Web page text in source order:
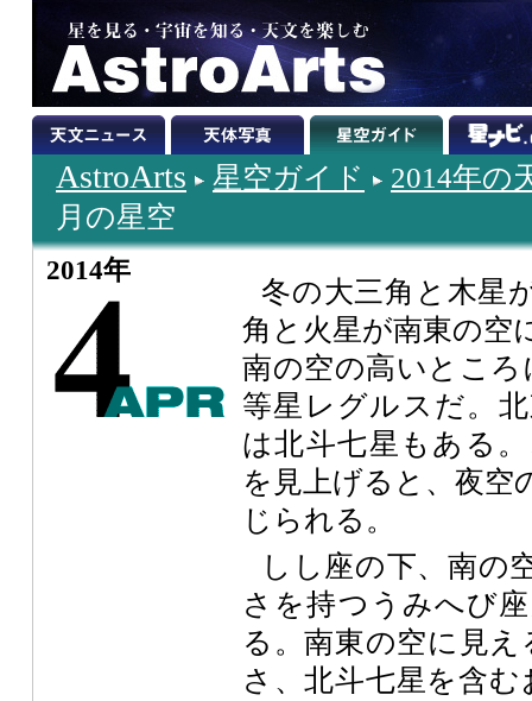
AstroArts 星空ガイド
2014年の
月の星空
2014年
冬の大三角と木星
角と火星が南東の空
南の空の高いとこ
等星レグルスだ。
は北斗七星もある
を見上げると、夜空
じられる。
しし座の下、南の
さを持つうみへび
る。南東の空に見
さ、北斗七星を含